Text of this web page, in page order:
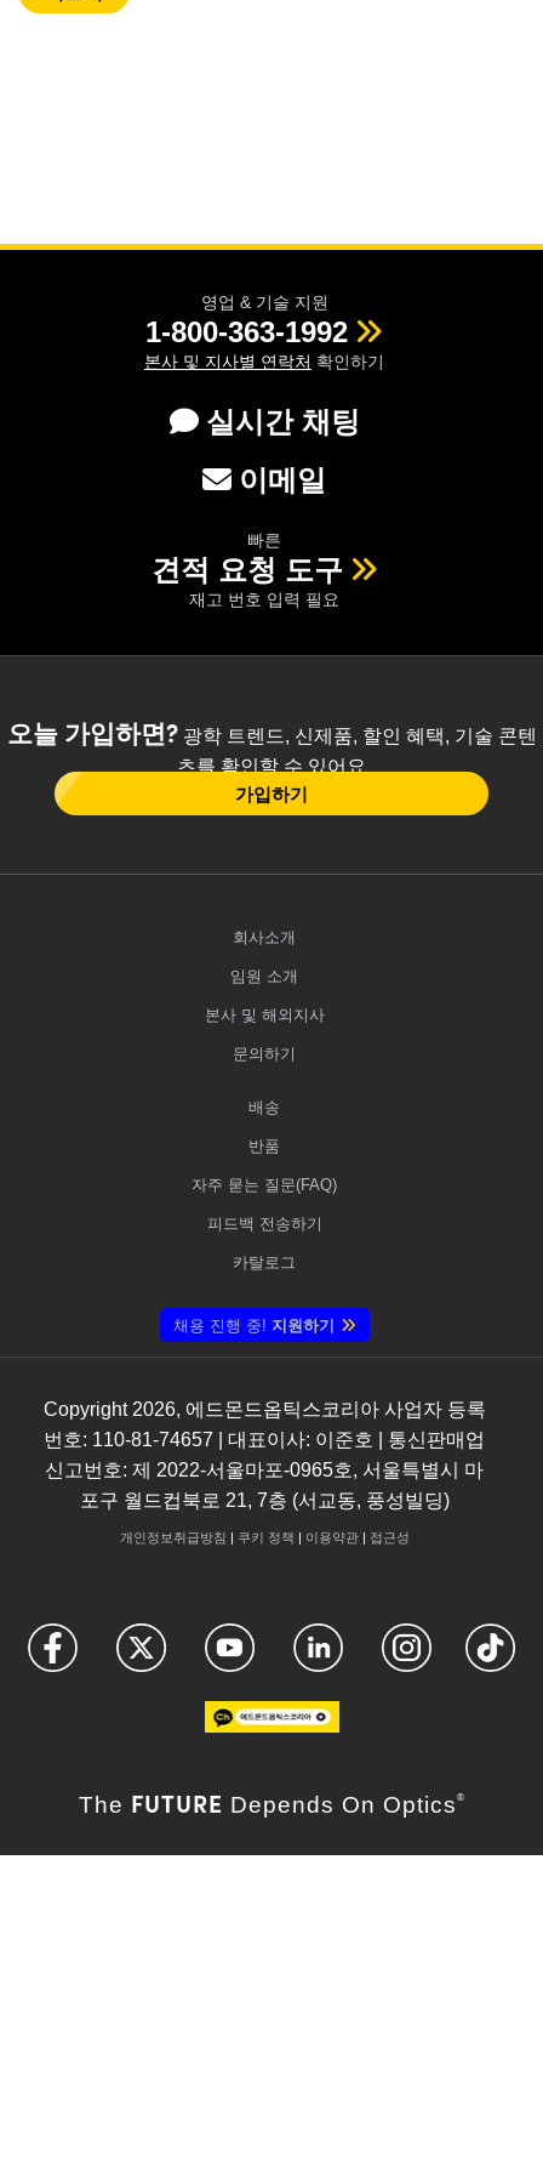
영업 & 기술 지원
1-800-363-1992
본사 및 지사별 연락처 확인하기
실시간 채팅
이메일
빠른
견적 요청 도구
재고 번호 입력 필요
오늘 가입하면?광학 트렌드, 신제품, 할인 혜택, 기술 콘텐
츠를 확인할 수 있어요
가입하기
회사소개
임원 소개
본사 및 해외지사
문의하기
배송
반품
자주 묻는 질문(FAQ)
피드백 전송하기
카탈로그
채용 진행 중! 지원하기
Copyright 2026, 에드몬드옵틱스코리아 사업자 등록
번호: 110-81-74657 | 대표이사: 이준호 | 통신판매업
신고번호: 제 2022-서울마포-0965호, 서울특별시 마
포구 월드컵북로 21, 7층 (서교동, 풍성빌딩)
개인정보취급방침 | 쿠키 정책 | 이용약관| 접근성
The FUTURE Depends On Optics ®